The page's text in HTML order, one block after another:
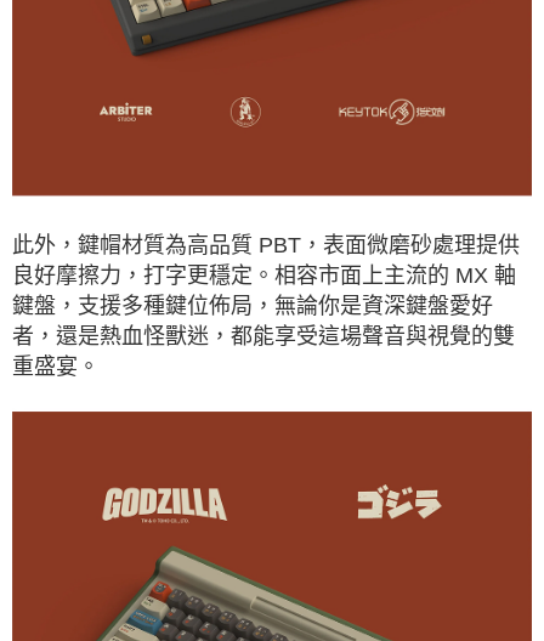
此外，鍵帽材質為高品質 PBT，表面微磨砂處理提供
良好摩擦力，打字更穩定。相容市面上主流的 MX 軸
鍵盤，支援多種鍵位佈局，無論你是資深鍵盤愛好
者，還是熱血怪獸迷，都能享受這場聲音與視覺的雙
重盛宴。